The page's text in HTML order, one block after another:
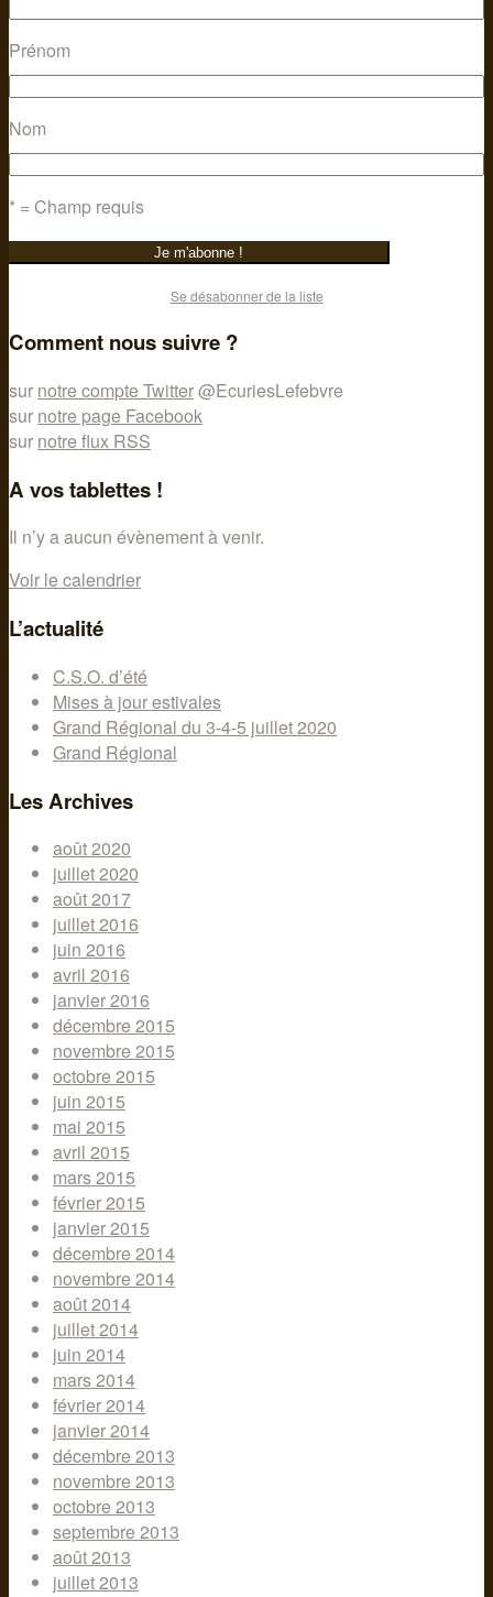
Prénom
Nom
* = Champ requis
Se désabonner de la liste
Comment nous suivre ?
sur notre compte Twitter@EcuriesLefebvre
sur notre page Facebook
sur notre flux RSS
A vos tablettes !
Il n’y a aucun évènement à venir.
Voir le calendrier
L’actualité
C.S.O. d’été
Mises à jour estivales
Grand Régional du 3-4-5 juillet 2020
Grand Régional
Les Archives
août 2020
juillet 2020
août 2017
juillet 2016
juin 2016
avril 2016
janvier 2016
décembre 2015
novembre 2015
octobre 2015
juin 2015
mai 2015
avril 2015
mars 2015
février 2015
janvier 2015
décembre 2014
novembre 2014
août 2014
juillet 2014
juin 2014
mars 2014
février 2014
janvier 2014
décembre 2013
novembre 2013
octobre 2013
septembre 2013
août 2013
juillet 2013